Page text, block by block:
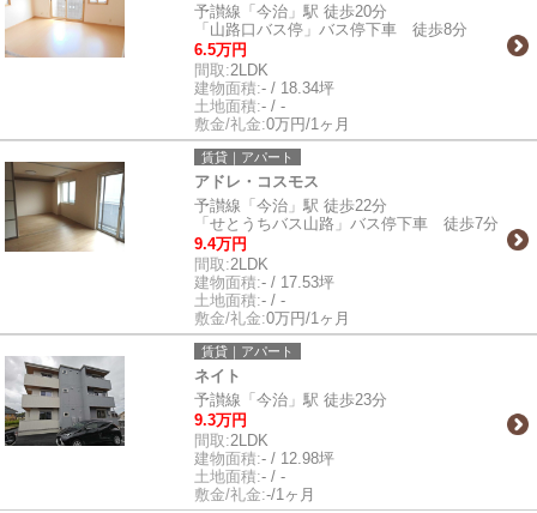
予讃線「今治」駅 徒歩20分
「山路口バス停」バス停下車 徒歩8分
6.5万円
間取:2LDK
建物面積:- / 18.34坪
土地面積:- / -
敷金/礼金:0万円/1ヶ月
賃貸｜アパート
アドレ・コスモス
予讃線「今治」駅 徒歩22分
「せとうちバス山路」バス停下車 徒歩7分
9.4万円
間取:2LDK
建物面積:- / 17.53坪
土地面積:- / -
敷金/礼金:0万円/1ヶ月
賃貸｜アパート
ネイト
予讃線「今治」駅 徒歩23分
9.3万円
間取:2LDK
建物面積:- / 12.98坪
土地面積:- / -
敷金/礼金:-/1ヶ月